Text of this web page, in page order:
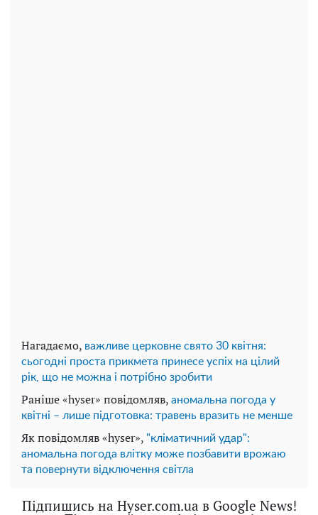
Нагадаємо, важливе церковне свято 30 квітня:
сьогодні проста прикмета принесе успіх на цілий
рік, що не можна і потрібно зробити
Раніше «hyser» повідомляв, аномальна погода у
квітні – лише підготовка: травень вразить не менше
Як повідомляв «hyser», "кліматичний удар":
аномальна погода влітку може позбавити врожаю
та повернути відключення світла
Підпишись на Hyser.com.ua в Google News!